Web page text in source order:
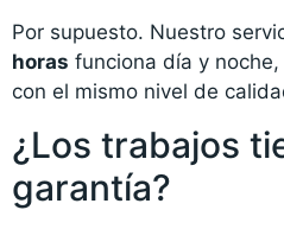
Por supuesto. Nuestro
horas funciona día y
con el mismo nivel de
¿Los trabajos
garantía?